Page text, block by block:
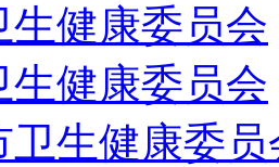
生健康委员会
生健康委员会
卫生健康委员